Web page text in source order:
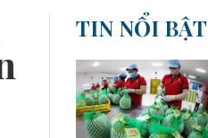
TIN NỔI BẬT